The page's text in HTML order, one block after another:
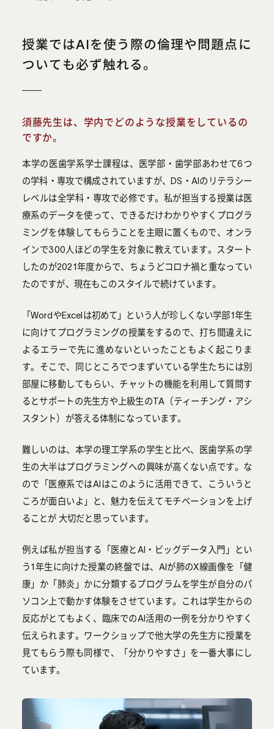
授業ではAIを使う際の倫理や問題点に
ついても必ず触れる。
須藤先生は、学内でどのような授業をしているの
ですか。
本学の医歯学系学士課程は、医学部・歯学部あわせて6つ
の学科・専攻で構成されていますが、DS・AIのリテラシー
レベルは全学科・専攻で必修です。私が担当する授業は医
療系のデータを使って、できるだけわかりやすくプログラ
ミングを体験してもらうことを主眼に置くもので、オンラ
インで300人ほどの学生を対象に教えています。スタート
したのが2021年度からで、ちょうどコロナ禍と重なってい
たのですが、現在もこのスタイルで続けています。
「WordやExcelは初めて」という人が珍しくない学部1年生
に向けてプログラミングの授業をするので、打ち間違えに
よるエラーで先に進めないといったこともよく起こりま
す。そこで、同じところでつまずいている学生たちには別
部屋に移動してもらい、チャットの機能を利用して質問す
るとサポートの先生方や上級生のTA（ティーチング・アシ
スタント）が答える体制になっています。
難しいのは、本学の理工学系の学生と比べ、医歯学系の学
生の大半はプログラミングへの興味が高くない点です。な
ので「医療系ではAIはこのように活用できて、こういうと
ころが面白いよ」と、魅力を伝えてモチベーションを上げ
ることが 大切だと思っています。
例えば私が担当する「医療とAI・ビッグデータ入門」とい
う1年生に向けた授業の終盤では、AIが肺のX線画像を「健
康」か「肺炎」かに分類するプログラムを学生が自分のパ
ソコン上で動かす体験をさせています。これは学生からの
反応がとてもよく、臨床でのAI活用の一例を分かりやすく
伝えられます。ワークショップで他大学の先生方に授業を
見てもらう際も同様で、「分かりやすさ」を一番大事にし
ています。